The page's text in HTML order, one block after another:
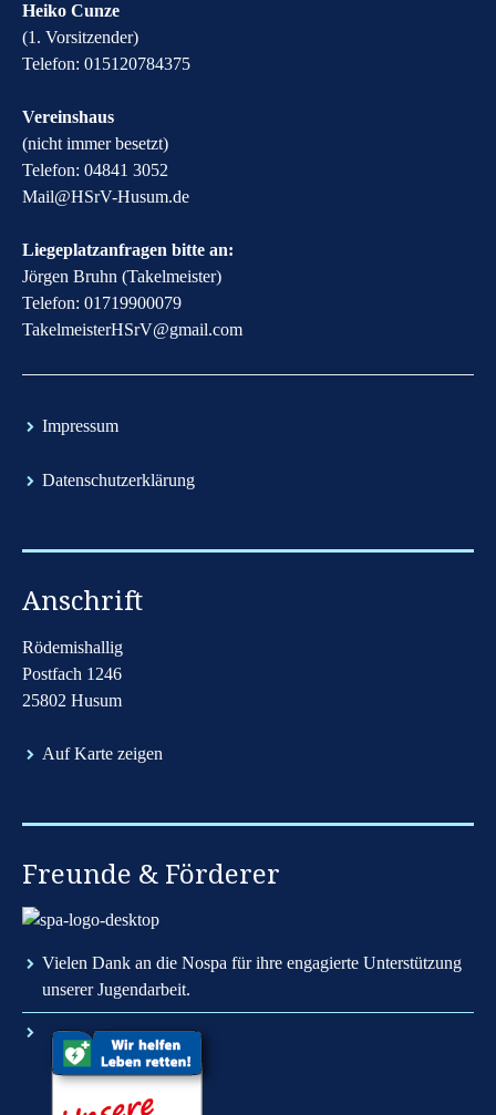
Heiko Cunze
(1. Vorsitzender)
Telefon: 015120784375
Vereinshaus
(nicht immer besetzt)
Telefon: 04841 3052
​Mail@HSrV-Husum.de​
Liegeplatzanfragen bitte an:
Jörgen Bruhn (Takelmeister)
Telefon: 01719900079
​TakelmeisterHSrV@gmail.com​
​Impressum
​Datenschutzerklärung
Anschrift
Rödemishallig
Postfach 1246
25802 Husum
Auf Karte zeigen
Freunde & Förderer
Vielen Dank an die Nospa für ihre engagierte Unterstützung
unserer Jugendarbeit.